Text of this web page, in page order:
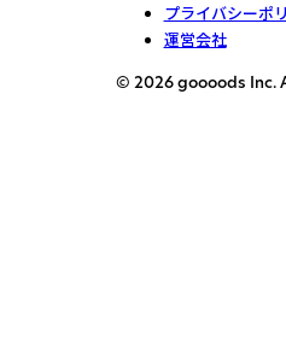
プライバシーポ
運営会社
© 2026 goooods Inc.